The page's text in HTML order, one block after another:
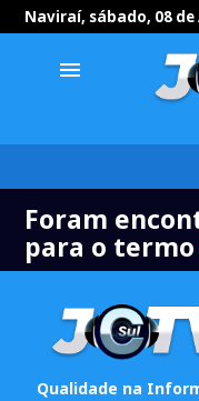
Naviraí, sábado, 08 de
menu
Foram
para o termo
Qualidade na